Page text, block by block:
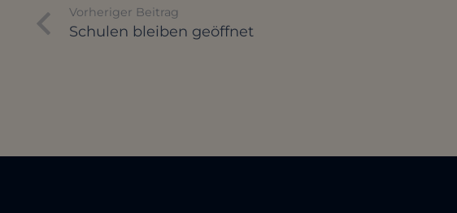
Vorheriger Beitrag
Schulen bleiben geöffnet